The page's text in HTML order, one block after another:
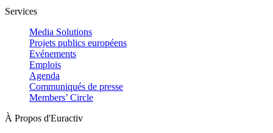
Services
Media Solutions
Projets publics européens
Evénements
Emplois
Agenda
Communiqués de presse
Members’ Circle
À Propos d'Euractiv